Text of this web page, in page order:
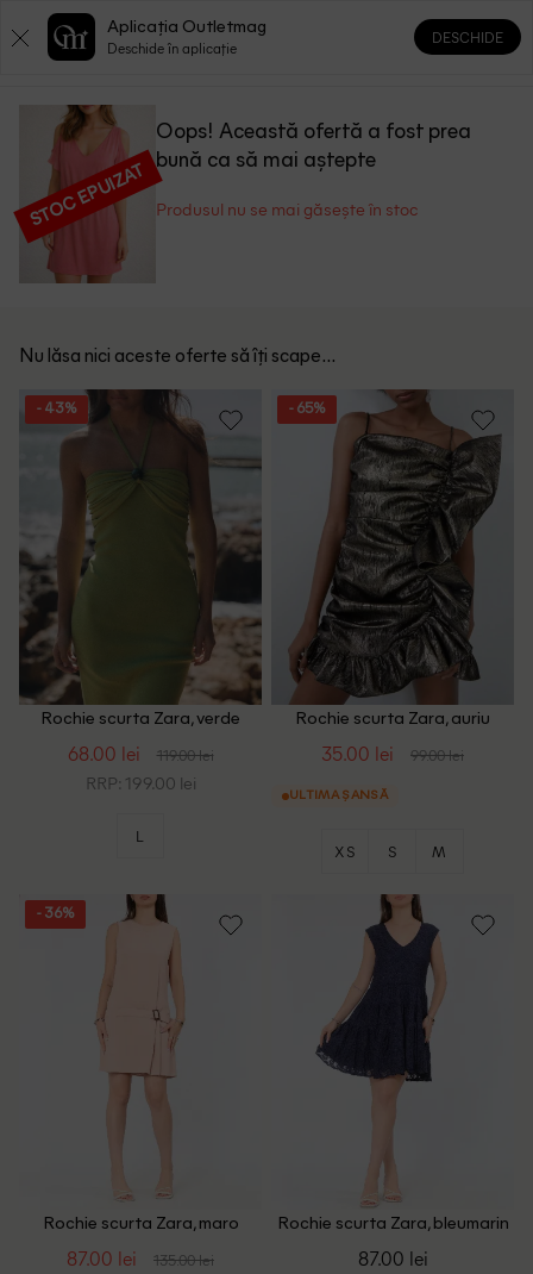
0 0
STOC EPUIZAT
Oops! Această ofertă a fost prea
bună ca să mai aștepte
Produsul nu se mai găsește în stoc
Nu lăsa nici aceste oferte să îți scape...
- 43%
Rochie scurta Zara, verde
68.00 lei 119.00 lei
RRP: 199.00 lei
L
- 65%
Rochie scurta Zara, auriu
35.00 lei 99.00 lei
ULTIMA ȘANSĂ
XS S M
- 36%
Rochie scurta Zara, maro
87.00 lei 135.00 lei
Rochie scurta Zara, bleumarin
87.00 lei
Aplicația Outletmag
Deschide în aplicație
DESCHIDE